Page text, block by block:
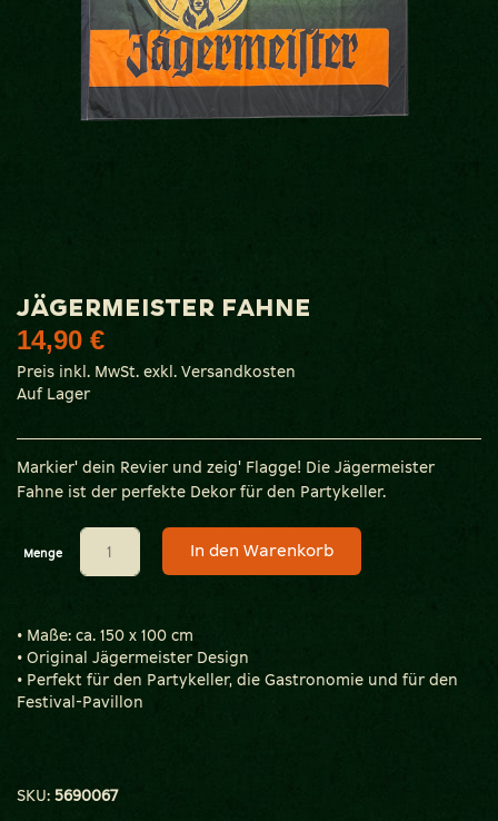
Zum
der
Bildgalerie
springen
JÄGERMEISTER FAHNE
14,90 €
Preis inkl. MwSt. exkl. Versandkosten
Auf Lager
Markier' dein Revier und zeig' Flagge! Die Jägermeister
Fahne ist der perfekte Dekor für den Partykeller.
Menge In den Warenkorb
• Maße: ca. 150 x 100 cm
• Original Jägermeister Design
• Perfekt für den Partykeller, die Gastronomie und für den
Festival-Pavillon
SKU: 5690067